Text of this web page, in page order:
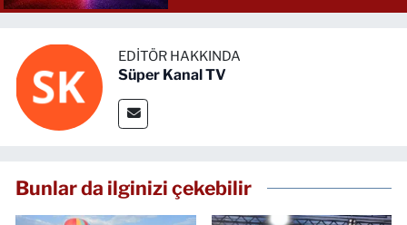
EDITÖR HAKKINDA
Süper Kanal TV
Bunlar da ilginizi çekebilir